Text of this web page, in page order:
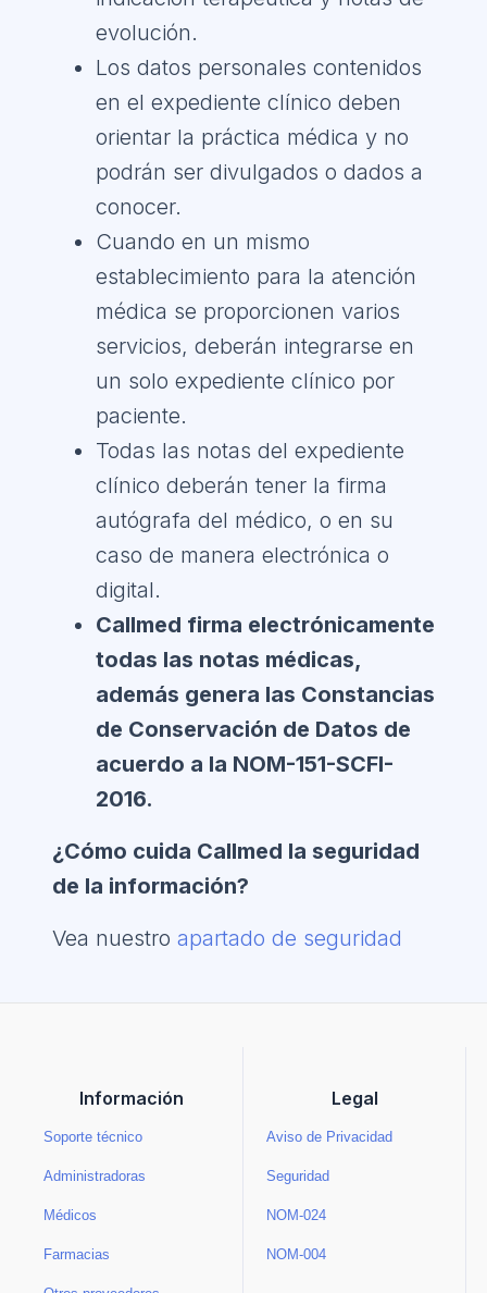
evolución.
Los datos personales contenidos
en el expediente clínico deben
orientar la práctica médica y no
podrán ser divulgados o dados a
conocer.
Cuando en un mismo
establecimiento para la atención
médica se proporcionen varios
servicios, deberán integrarse en
un solo expediente clínico por
paciente.
Todas las notas del expediente
clínico deberán tener la firma
autógrafa del médico, o en su
caso de manera electrónica o
digital.
Callmed firma electrónicamente
todas las notas médicas,
además genera las Constancias
de Conservación de Datos de
acuerdo a la NOM-151-SCFI-
2016.
¿Cómo cuida Callmed la seguridad
de la información?
Vea nuestro apartado de seguridad
Información
Soporte técnico
Administradoras
Médicos
Farmacias
Legal
Aviso de Privacidad
Seguridad
NOM-024
NOM-004